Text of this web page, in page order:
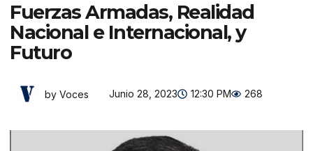
Fuerzas Armadas, Realidad
Nacional e Internacional, y
Futuro
by Voces Junio 28, 2023 12:30 PM 268